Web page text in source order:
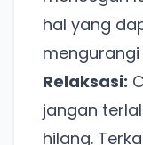
hal yang
Relaksasi:
jangan
hilang.